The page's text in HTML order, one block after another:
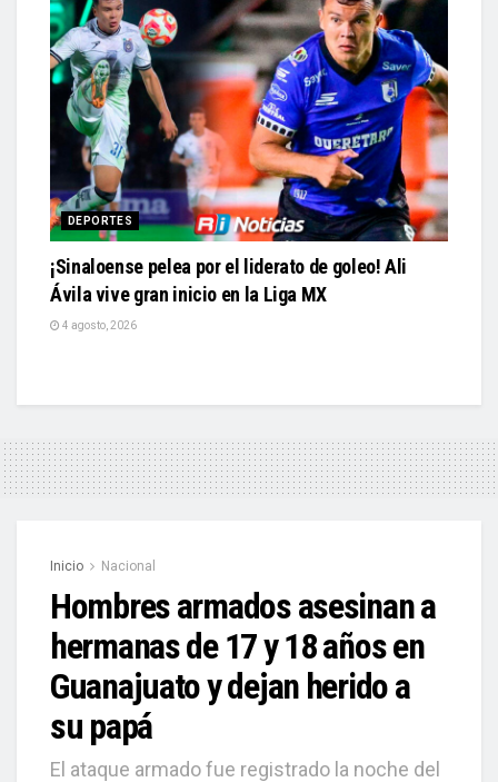
DEPORTES
¡Sinaloense pelea por el liderato de goleo! Ali
Ávila vive gran inicio en la Liga MX
4 agosto, 2026
Inicio Nacional
Hombres armados asesinan a
hermanas de 17 y 18 años en
Guanajuato y dejan herido a
su papá
El ataque armado fue registrado la noche del